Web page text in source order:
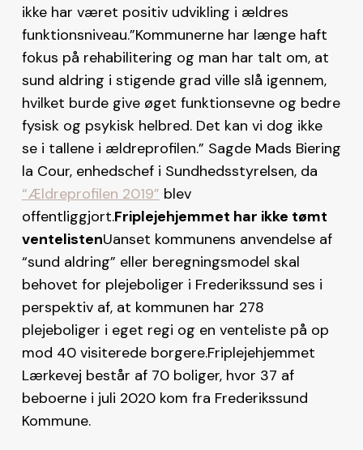
ikke har været positiv udvikling i ældres
funktionsniveau.”Kommunerne har længe haft
fokus på rehabilitering og man har talt om, at
sund aldring i stigende grad ville slå igennem,
hvilket burde give øget funktionsevne og bedre
fysisk og psykisk helbred. Det kan vi dog ikke
se i tallene i ældreprofilen.” Sagde Mads Biering
la Cour, enhedschef i Sundhedsstyrelsen, da
“Ældreprofilen 2019” blev
offentliggjort.Friplejehjemmet har ikke tømt
ventelistenUanset kommunens anvendelse af
“sund aldring” eller beregningsmodel skal
behovet for plejeboliger i Frederikssund ses i
perspektiv af, at kommunen har 278
plejeboliger i eget regi og en venteliste på op
mod 40 visiterede borgere.Friplejehjemmet
Lærkevej består af 70 boliger, hvor 37 af
beboerne i juli 2020 kom fra Frederikssund
Kommune.